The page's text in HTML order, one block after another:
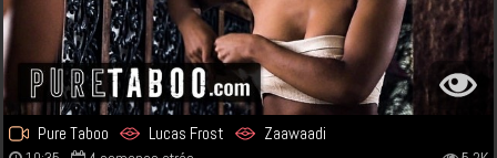
Pure Taboo Lucas Frost Zaawaadi